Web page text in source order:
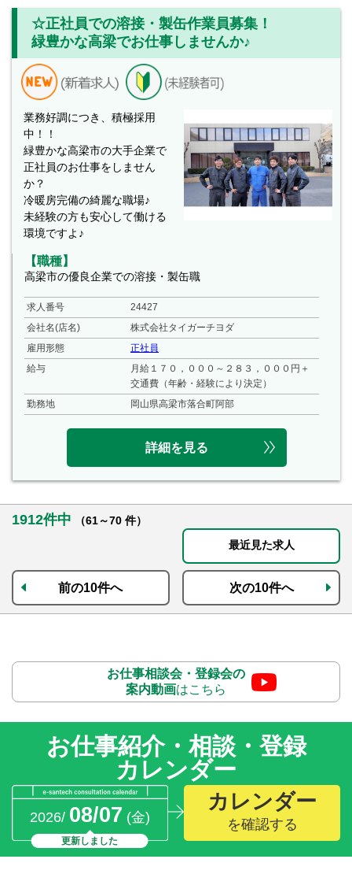
☆正社員での溶接・製缶作業員募集！
緑豊かな高梁でお仕事しませんか♪
業務好調につき、積極採用
中！！
緑豊かな高梁市の大手企業で
正社員のお仕事をしません
か？
冷暖房完備の綺麗な職場♪
未経験の方も安心して働ける
環境ですよ♪
【職種】
高梁市の優良企業での溶接・製缶職
求人番号
24427
会社名(店名)
株式会社タイガーチヨダ
雇用形態
正社員
給与
月給１７０，０００～２８３，０００円＋
交通費（年齢・経験により決定）
勤務地
岡山県高梁市落合町阿部
詳細を見る
1912件中
（61～70 件）
最近見た求人
前の10件へ 次の10件へ
お仕事相談会・登録会の
案内動画はこちら
お仕事紹介・相談・登録
カレンダー
2026/ 08/07 (金)
更新しました
カレンダー
を確認する